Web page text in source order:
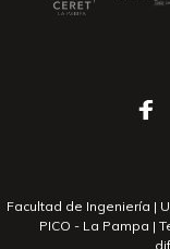
Facultad de Ingeniería |
PICO - La Pampa |